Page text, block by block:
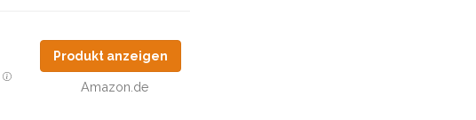
Produkt anzeigen
Amazon.de